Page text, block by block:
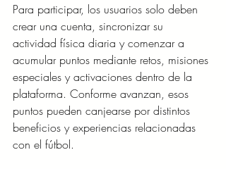
Para participar, los usuarios solo deben
crear una cuenta, sincronizar su
actividad física diaria y comenzar a
acumular puntos mediante retos, misiones
especiales y activaciones dentro de la
plataforma. Conforme avanzan, esos
puntos pueden canjearse por distintos
beneficios y experiencias relacionadas
con el fútbol.